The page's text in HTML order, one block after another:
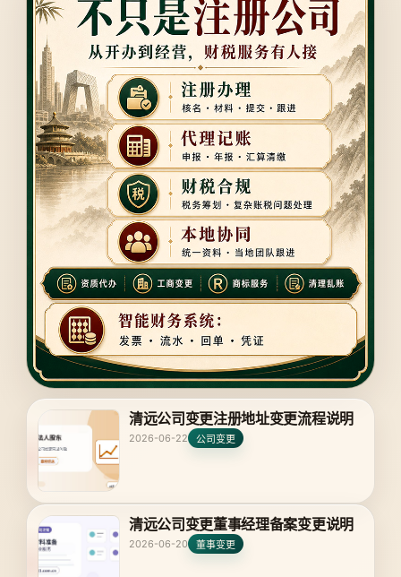
清远公司变更注册地址变更流程说明
2026-06-22 公司变更
清远公司变更董事经理备案变更说明
2026-06-20 董事变更